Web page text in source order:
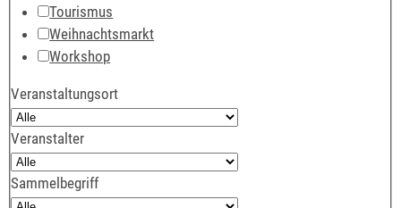
Tourismus
Weihnachtsmarkt
Workshop
Veranstaltungsort
Veranstalter
Sammelbegriff